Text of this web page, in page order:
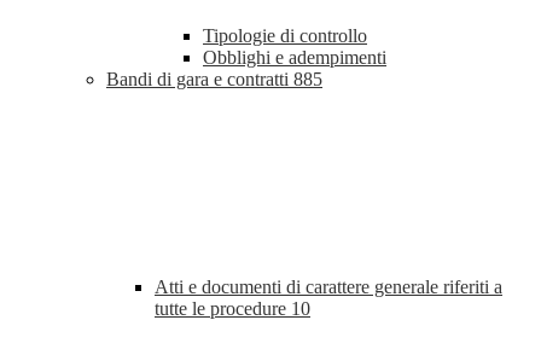
Tipologie di controllo
Obblighi e adempimenti
Bandi di gara e contratti 885
Atti e documenti di carattere generale riferiti a
tutte le procedure 10